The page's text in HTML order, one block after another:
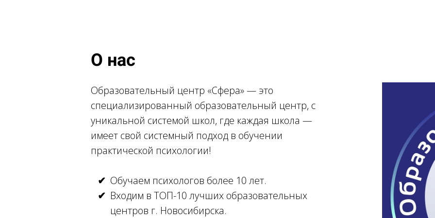
О нас
Образовательный центр «Сфера» — это
специализированный образовательный центр, с
уникальной системой школ, где каждая школа —
имеет свой системный подход в обучении
практической психологии!
Обучаем психологов более 10 лет.
Входим в ТОП-10 лучших образовательных
центров г. Новосибирска.